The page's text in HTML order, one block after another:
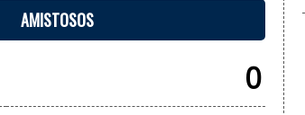
AMISTOSOS
0